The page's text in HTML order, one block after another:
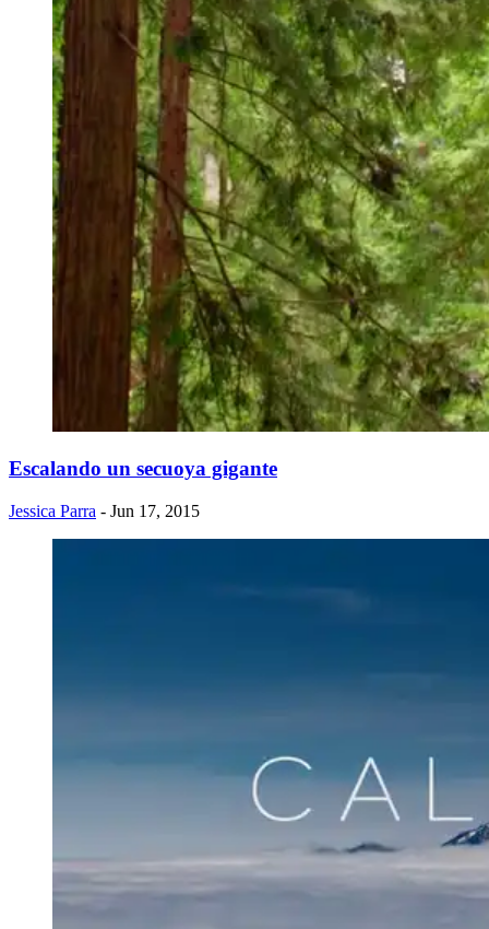
Escalando un secuoya gigante
Jessica Parra - Jun 17, 2015